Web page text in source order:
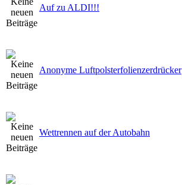
Auf zu ALDI!!!
Anonyme Luftpolsterfolienzerdrücker
Wettrennen auf der Autobahn